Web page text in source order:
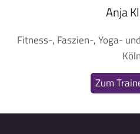
Anja
Fitness-, Faszien-, Yoga-
Köln
Zum